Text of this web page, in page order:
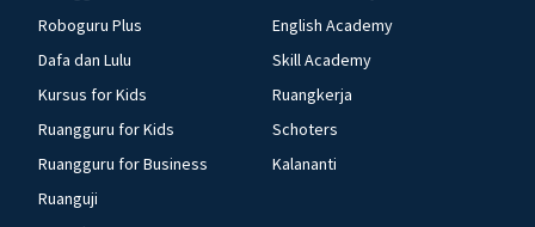
Roboguru Plus
Dafa dan Lulu
Kursus for Kids
Ruangguru for Kids
Ruangguru for Business
Ruanguji
English Academy
Skill Academy
Ruangkerja
Schoters
Kalananti